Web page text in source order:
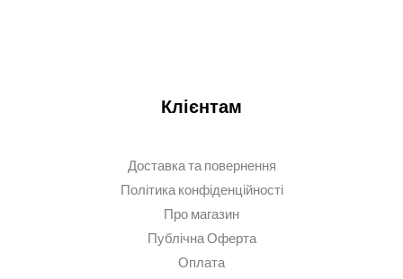
Клієнтам
Доставка та повернення
Політика конфіденційності
Про магазин
Публічна Оферта
Оплата